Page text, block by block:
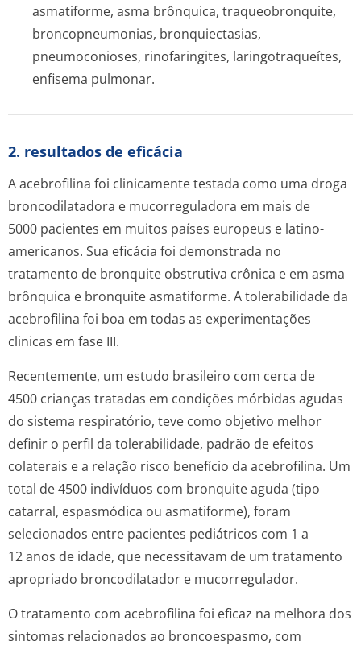
asmatiforme, asma brônquica, traqueobronquite,
broncopneumonias, bronquiectasias,
pneumoconioses, rinofaringites, laringotraqueítes,
enfisema pulmonar.
2. resultados de eficácia
A acebrofilina foi clinicamente testada como uma droga
broncodilatadora e mucorreguladora em mais de
5000 pacientes em muitos países europeus e latino-
americanos. Sua eficácia foi demonstrada no
tratamento de bronquite obstrutiva crônica e em asma
brônquica e bronquite asmatiforme. A tolerabilidade da
acebrofilina foi boa em todas as experimentações
clinicas em fase III.
Recentemente, um estudo brasileiro com cerca de
4500 crianças tratadas em condições mórbidas agudas
do sistema respiratório, teve como objetivo melhor
definir o perfil da tolerabilidade, padrão de efeitos
colaterais e a relação risco benefício da acebrofilina. Um
total de 4500 indivíduos com bronquite aguda (tipo
catarral, espasmódica ou asmatiforme), foram
selecionados entre pacientes pediátricos com 1 a
12 anos de idade, que necessitavam de um tratamento
apropriado broncodilatador e mucorregulador.
O tratamento com acebrofilina foi eficaz na melhora dos
sintomas relacionados ao broncoespasmo, com